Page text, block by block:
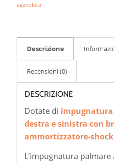
agevolata
Descrizione
Recensioni (0)
DESCRIZIONE
Dotate di
destra e sinistra con
ammortizzatore-
L’impugnatura